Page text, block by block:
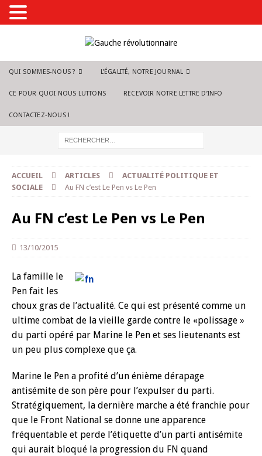
QUI SOMMES-NOUS ? L’ÉGALITÉ, NOTRE JOURNAL
CE POUR QUOI NOUS LUTTONS RECEVOIR NOTRE LETTRE D’INFO
CONTACTEZ-NOUS !
ACCUEIL ARTICLES
ACTUALITÉ POLITIQUE ET
SOCIALE
Au FN c’est Le Pen vs Le Pen
Au FN c’est Le Pen vs Le Pen
13/10/2015
La famille le
Pen fait les
choux gras de l’actualité. Ce qui est présenté comme un
ultime combat de la vieille garde contre le «polissage »
du parti opéré par Marine le Pen et ses lieutenants est
un peu plus complexe que ça.
Marine le Pen a profité d’un énième dérapage
antisémite de son père pour l’expulser du parti.
Stratégiquement, la dernière marche a été franchie pour
que le Front National se donne une apparence
fréquentable et perde l’étiquette d’un parti antisémite
qui aurait bloqué la progression du FN quand